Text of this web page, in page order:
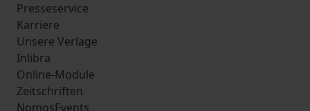
Presseservice
Karriere
Unsere Verlage
Inlibra
Online-Module
Zeitschriften
NomosEvents